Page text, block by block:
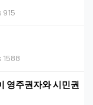
915
1588
영주권자와 시민권